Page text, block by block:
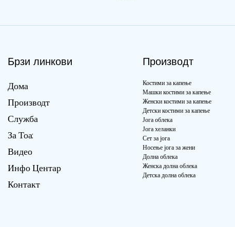
Брзи линкови
Дома
Производт
Служба
За Тоа:
Видео
Инфо Центар
Контакт
Производт
Костими за капење
Машки костими за капење
Женски костими за капење
Детски костими за капење
Јога облека
Јога хеланки
Сет за јога
Носење јога за жени
Долна облека
Женска долна облека
Детска долна облека